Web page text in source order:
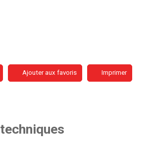
Ajouter aux favoris Imprimer
techniques